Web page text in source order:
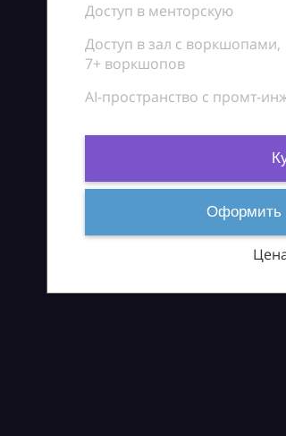
Доступ в менторскую
Доступ в зал с воркшопами,
7+ воркшопов
AI-пространство с промт-
Оформить